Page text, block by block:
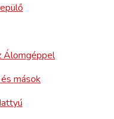
Álomgéppel
mások